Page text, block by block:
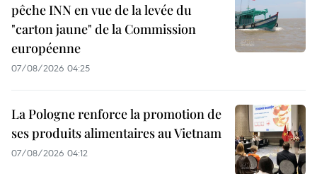
pêche INN en vue de la levée du
"carton jaune" de la Commission
européenne
07/08/2026 04:25
La Pologne renforce la promotion de
ses produits alimentaires au Vietnam
07/08/2026 04:12